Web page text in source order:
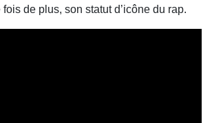
de plus, son statut d’icône du rap.